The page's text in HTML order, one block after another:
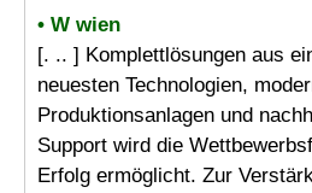
• W wien
[. .. ] Komplettlösungen aus
neuesten Technologien,
Produktionsanlagen und
Support wird die
Erfolg ermöglicht. Zur